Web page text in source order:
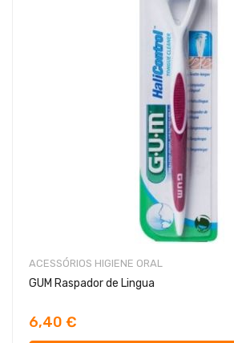
ACESSÓRIOS HIGIENE ORAL
GUM Raspador de Lingua
6,40 €